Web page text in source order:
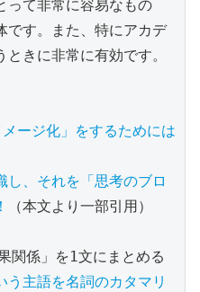
って非常に容易なもの
です。また、特にアカデ
きに非常に有効です。
ージ化」をするためには
し、それを「思考のブロ
（本文より一部引用）
う主語を名詞のカタマリ